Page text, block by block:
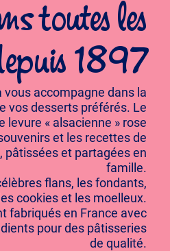
toutes les
1897
vous accompagne dans la
vos desserts préférés. Le
levure « alsacienne » rose
et les recettes de
pâtissées et partagées en
famille.
flans, les fondants,
cookies et les moelleux.
fabriqués en France avec
pour des pâtisseries
de qualité.